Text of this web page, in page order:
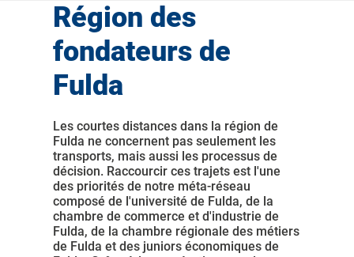
Région des
fondateurs de
Fulda
Les courtes distances dans la région de
Fulda ne concernent pas seulement les
transports, mais aussi les processus de
décision. Raccourcir ces trajets est l'une
des priorités de notre méta-réseau
composé de l'université de Fulda, de la
chambre de commerce et d'industrie de
Fulda, de la chambre régionale des métiers
de Fulda et des juniors économiques de